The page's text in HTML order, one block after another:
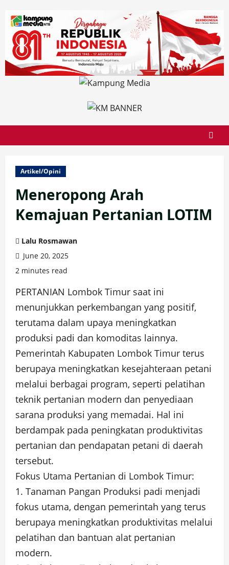
content
Artikel/Opini
Meneropong Arah
Kemajuan Pertanian LOTIM
Lalu Rosmawan
June 20, 2025
2 minutes read
PERTANIAN Lombok Timur saat ini
menunjukkan perkembangan yang positif,
terutama dalam upaya meningkatkan
produksi padi dan komoditas lainnya.
Pemerintah Kabupaten Lombok Timur terus
berupaya meningkatkan kesejahteraan petani
melalui berbagai program, seperti pelatihan
teknik pertanian modern dan penyediaan
sarana produksi yang memadai. Hal ini
berdampak pada peningkatan produktivitas
pertanian dan pendapatan petani di daerah
tersebut.
Fokus Utama Pertanian di Lombok Timur:
1. Tanaman Pangan Produksi padi menjadi
fokus utama, dengan pemerintah yang terus
berupaya meningkatkan produktivitas melalui
pelatihan dan bantuan alat pertanian
modern.